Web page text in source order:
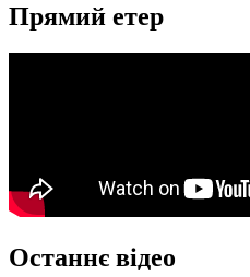
Прямий етер
Останнє відео